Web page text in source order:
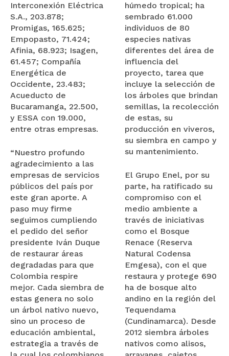
Interconexión Eléctrica
S.A., 203.878;
Promigas, 165.625;
Empopasto, 71.424;
Afinia, 68.923; Isagen,
61.457; Compañía
Energética de
Occidente, 23.483;
Acueducto de
Bucaramanga, 22.500,
y ESSA con 19.000,
entre otras empresas.
“Nuestro profundo
agradecimiento a las
empresas de servicios
públicos del país por
este gran aporte. A
paso muy firme
seguimos cumpliendo
el pedido del señor
presidente Iván Duque
de restaurar áreas
degradadas para que
Colombia respire
mejor. Cada siembra de
estas genera no solo
un árbol nativo nuevo,
sino un proceso de
educación ambiental,
estrategia a través de
húmedo tropical; ha
sembrado 61.000
individuos de 80
especies nativas
diferentes del área de
influencia del
proyecto, tarea que
incluye la selección de
los árboles que brindan
semillas, la recolección
de estas, su
producción en viveros,
su siembra en campo y
su mantenimiento.
El Grupo Enel, por su
parte, ha ratificado su
compromiso con el
medio ambiente a
través de iniciativas
como el Bosque
Renace (Reserva
Natural Codensa
Emgesa), con el que
restaura y protege 690
ha de bosque alto
andino en la región del
Tequendama
(Cundinamarca). Desde
2012 siembra árboles
nativos como alisos,